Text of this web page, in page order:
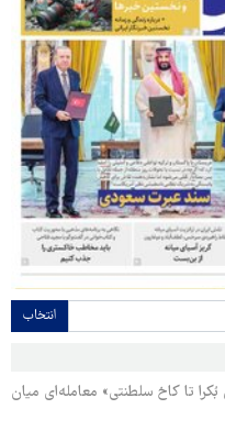
انتخاب
تا کاخ سلطنتی» معامله‌ای میان